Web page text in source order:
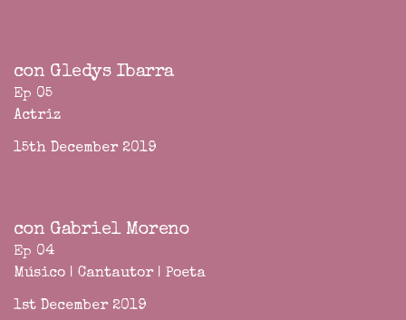
con Gledys Ibarra
Ep 05
Actriz
15th December 2019
con Gabriel Moreno
Ep 04
Músico | Cantautor | Poeta
1st December 2019